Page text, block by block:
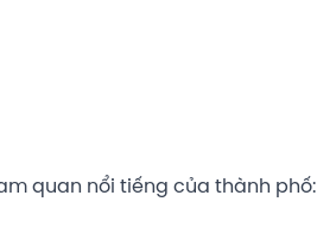
quan nổi tiếng của thành phố: